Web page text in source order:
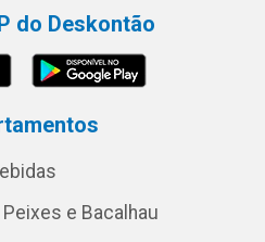
do Deskontão
e Bacalhau